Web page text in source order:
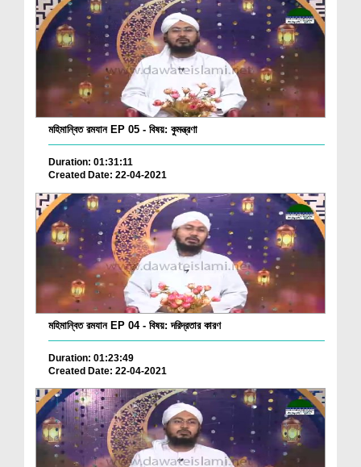
মহিমান্বিত রমযান EP 05 - বিষয়: কুমন্ত্রণা
Duration: 01:31:11
Created Date: 22-04-2021
মহিমান্বিত রমযান EP 04 - বিষয়: দরিদ্রতার কারণ
Duration: 01:23:49
Created Date: 22-04-2021